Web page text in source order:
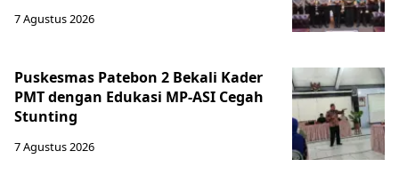
7 Agustus 2026
Puskesmas Patebon 2 Bekali Kader
PMT dengan Edukasi MP-ASI Cegah
Stunting
7 Agustus 2026